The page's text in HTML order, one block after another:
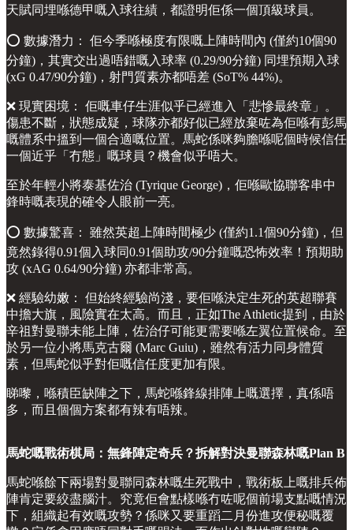
天賦同埋喺德甲嘅入球往績，都證明佢係一個頂級球員。
⭕️ 數據潛力： 佢今季喺極度有限嘅上陣時間內 (僅約10個90
分鐘)，其實交出過唔錯嘅入球率 (0.29/90分鐘) 同埋預期入球
(xG 0.47/90分鐘)，射門質素亦都唔差 (SoT% 44%)。
❌ 現實困境： 佢嘅車仔生涯似乎已經進入「悲慘最終章」。
傷患不斷，狀態成疑，球隊亦都好似已經放棄咗為佢喺有彭馬
嘅體系中搵到一個合適嘅位置。馬蛇係咪夠膽喺呢個時候信任
一個近乎「冇態」嘅球員？機會似乎唔大。
至於年輕小將泰基佐治 (Tyrique George)，佢喺歐協聯客串中
鋒時嘅表現的確令人眼前一亮。
⭕️ 數據驚喜： 雖然英超上陣時間極少 (僅約1.1個90分鐘)，但
竟然錄得0.91個入球同0.91個助攻/90分鐘嘅恐怖效率！預期助
攻 (xAG 0.64/90分鐘) 亦都非常高。
❌ 經驗幼嫩： 但始終經驗尚淺，要佢喺決定生死的英超聯賽
中擔大旗，風險實在太高。而且，正如The Athletic提到，由於
辛祖對曼聯未能上陣，佐治仔可能更需要喺左翼位置候命。至
於另一位小將馬克古爾 (Marc Guiu)，雖然有活力同身體質
素，但馬蛇似乎對佢嘅信任度更加有限。
睇嚟，喺積臣缺陣之下，馬蛇喺鋒線排陣上嘅選擇，真係唔
多，而且個個方案都有辣有唔辣。
馬蛇嘅戰術棋局：無鋒陣定奇兵？拆解對決曼聯森林嘅Plan B
馬蛇喺餘下兩場對曼聯同森林嘅生死戰中，戰術板上嘅排兵佈
陣肯定要絞盡腦汁。究竟佢會點樣喺冇咗呢個前場支點嘅情況
下，組織起有效嘅攻勢？係咪又要重蹈二月份進攻便秘嘅覆